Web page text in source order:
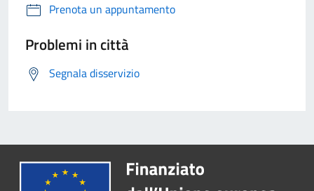
Prenota un appuntamento
Problemi in città
Segnala disservizio